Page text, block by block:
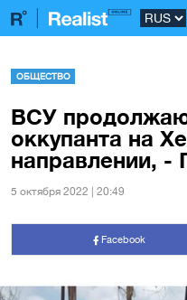
ОБЩЕСТВО
ВСУ
оккупанта на
направлении, -
5 октября 2022 | 20:49
Facebook